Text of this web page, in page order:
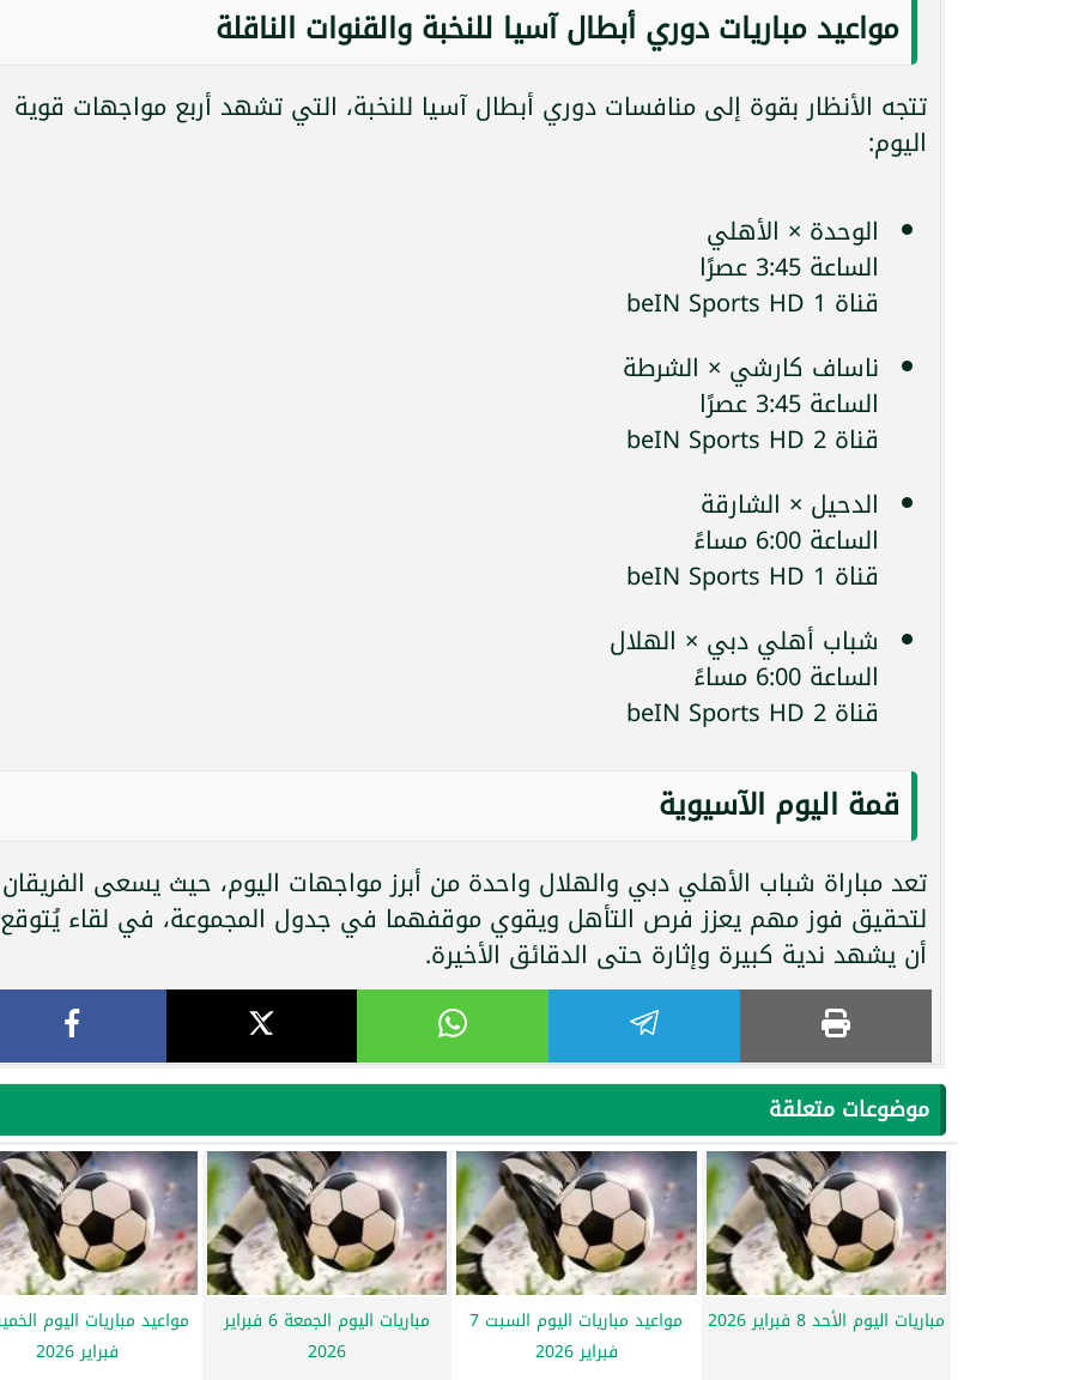
مواعيد مباريات دوري أبطال آسيا للنخبة والقنوات الناقلة
تتجه الأنظار بقوة إلى منافسات دوري أبطال آسيا للنخبة، التي تشهد أربع مواجهات قوية
اليوم:
الوحدة × الأهلي
الساعة 3:45 عصرًا
قناة beIN Sports HD 1
ناساف كارشي × الشرطة
الساعة 3:45 عصرًا
قناة beIN Sports HD 2
الدحيل × الشارقة
الساعة 6:00 مساءً
قناة beIN Sports HD 1
شباب أهلي دبي × الهلال
الساعة 6:00 مساءً
قناة beIN Sports HD 2
قمة اليوم الآسيوية
تعد مباراة شباب الأهلي دبي والهلال واحدة من أبرز مواجهات اليوم، حيث يسعى الفريقان
لتحقيق فوز مهم يعزز فرص التأهل ويقوي موقفهما في جدول المجموعة، في لقاء يُتوقع
أن يشهد ندية كبيرة وإثارة حتى الدقائق الأخيرة.
موضوعات متعلقة
مباريات اليوم الأحد 8 فبراير 2026
مواعيد مباريات اليوم السبت 7
فبراير 2026
مباريات اليوم الجمعة 6 فبراير
2026
فبراير 2026